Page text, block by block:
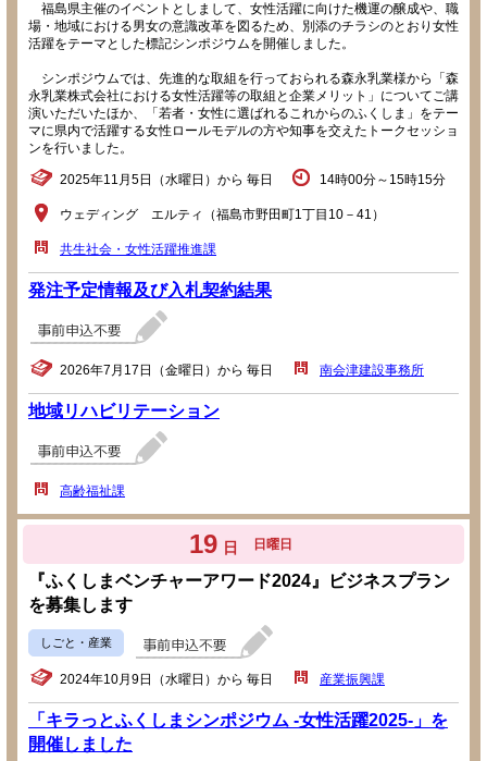
福島県主催のイベントとしまして、女性活躍に向けた機運の醸成や、職
場・地域における男女の意識改革を図るため、別添のチラシのとおり女性
活躍をテーマとした標記シンポジウムを開催しました。
シンポジウムでは、先進的な取組を行っておられる森永乳業様から「森
永乳業株式会社における女性活躍等の取組と企業メリット」についてご講
演いただいたほか、「若者・女性に選ばれるこれからのふくしま」をテー
マに県内で活躍する女性ロールモデルの方や知事を交えたトークセッショ
ンを行いました。
2025年11月5日（水曜日）から 毎日 14時00分～15時15分
ウェディング エルティ（福島市野田町1丁目10－41）
共生社会・女性活躍推進課
発注予定情報及び入札契約結果
2026年7月17日（金曜日）から 毎日 南会津建設事務所
地域リハビリテーション
高齢福祉課
19 日 日曜日
『ふくしまベンチャーアワード2024』ビジネスプラン
を募集します
しごと・産業
2024年10月9日（水曜日）から 毎日 産業振興課
「キラっとふくしまシンポジウム -女性活躍2025-」を
開催しました